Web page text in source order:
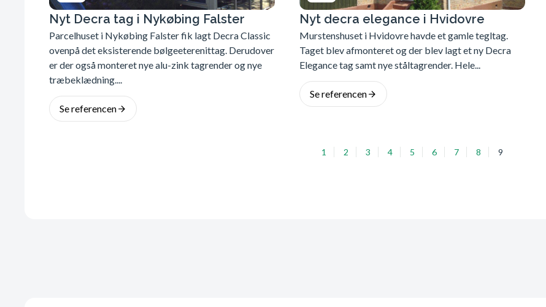
Nyt Decra tag i Nykøbing Falster
Parcelhuset i Nykøbing Falster fik lagt Decra Classic
ovenpå det eksisterende bølgeeterenittag. Derudover
er der også monteret nye alu-zink tagrender og nye
træbeklædning....
Se referencen
Nyt decra elegance i Hvidovre
Murstenshuset i Hvidovre havde et gamle tegltag.
Taget blev afmonteret og der blev lagt et ny Decra
Elegance tag samt nye ståltagrender. Hele...
Se referencen
1 2 3 4 5 6 7 8 9